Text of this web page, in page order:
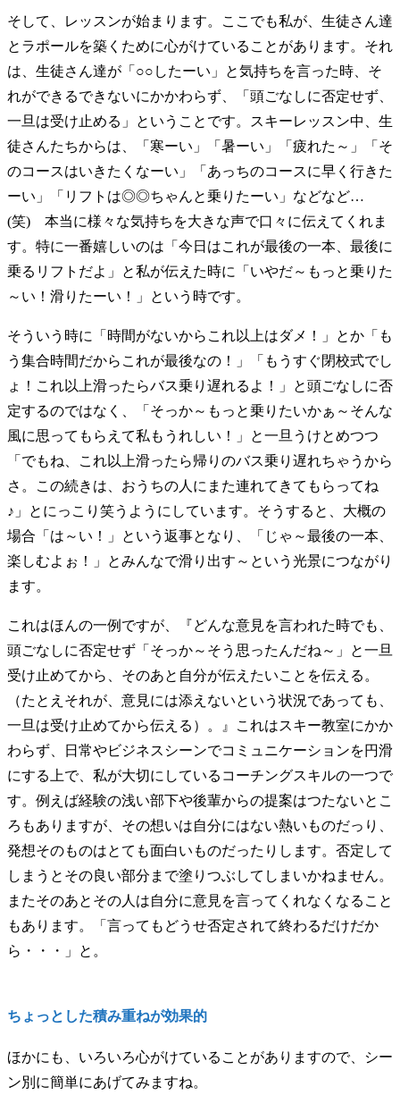
そして、レッスンが始まります。ここでも私が、生徒さん達
とラポールを築くために心がけていることがあります。それ
は、生徒さん達が「○○したーい」と気持ちを言った時、そ
れができるできないにかかわらず、「頭ごなしに否定せず、
一旦は受け止める」ということです。スキーレッスン中、生
徒さんたちからは、「寒ーい」「暑ーい」「疲れた～」「そ
のコースはいきたくなーい」「あっちのコースに早く行きた
ーい」「リフトは◎◎ちゃんと乗りたーい」などなど…
(笑) 本当に様々な気持ちを大きな声で口々に伝えてくれま
す。特に一番嬉しいのは「今日はこれが最後の一本、最後に
乗るリフトだよ」と私が伝えた時に「いやだ～もっと乗りた
～い！滑りたーい！」という時です。
そういう時に「時間がないからこれ以上はダメ！」とか「も
う集合時間だからこれが最後なの！」「もうすぐ閉校式でし
ょ！これ以上滑ったらバス乗り遅れるよ！」と頭ごなしに否
定するのではなく、「そっか～もっと乗りたいかぁ～そんな
風に思ってもらえて私もうれしい！」と一旦うけとめつつ
「でもね、これ以上滑ったら帰りのバス乗り遅れちゃうから
さ。この続きは、おうちの人にまた連れてきてもらってね
♪」とにっこり笑うようにしています。そうすると、大概の
場合「は～い！」という返事となり、「じゃ～最後の一本、
楽しむよぉ！」とみんなで滑り出す～という光景につながり
ます。
これはほんの一例ですが、『どんな意見を言われた時でも、
頭ごなしに否定せず「そっか～そう思ったんだね～」と一旦
受け止めてから、そのあと自分が伝えたいことを伝える。
（たとえそれが、意見には添えないという状況であっても、
一旦は受け止めてから伝える）。』これはスキー教室にかか
わらず、日常やビジネスシーンでコミュニケーションを円滑
にする上で、私が大切にしているコーチングスキルの一つで
す。例えば経験の浅い部下や後輩からの提案はつたないとこ
ろもありますが、その想いは自分にはない熱いものだっり、
発想そのものはとても面白いものだったりします。否定して
しまうとその良い部分まで塗りつぶしてしまいかねません。
またそのあとその人は自分に意見を言ってくれなくなること
もあります。「言ってもどうせ否定されて終わるだけだか
ら・・・」と。
ちょっとした積み重ねが効果的
ほかにも、いろいろ心がけていることがありますので、シー
ン別に簡単にあげてみますね。